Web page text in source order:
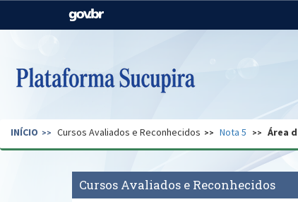
Casa Civil
Pecuária e Abastecimento
Secretaria de Governo Gabinete de Segurança
INÍCIO Cursos Avaliados e Reconhecidos Nota 5 Área
Cursos Avaliados e Reconhecidos